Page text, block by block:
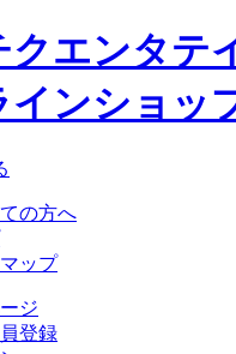
クエンタテ
インショッ
の方へ
ップ
ジ
登録